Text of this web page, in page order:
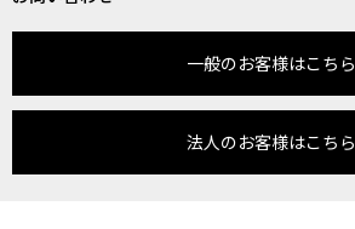
一般のお客様はこちら
法人のお客様はこちら